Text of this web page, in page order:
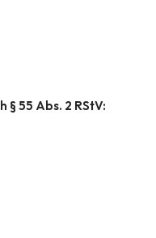
55 Abs. 2 RStV: